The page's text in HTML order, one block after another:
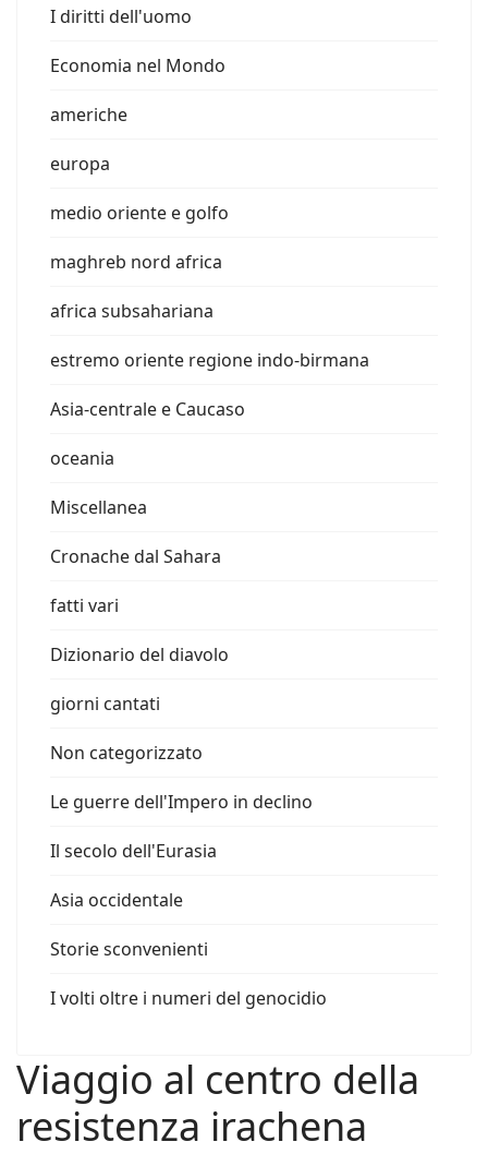
I diritti dell'uomo
Economia nel Mondo
americhe
europa
medio oriente e golfo
maghreb nord africa
africa subsahariana
estremo oriente regione indo-birmana
Asia-centrale e Caucaso
oceania
Miscellanea
Cronache dal Sahara
fatti vari
Dizionario del diavolo
giorni cantati
Non categorizzato
Le guerre dell'Impero in declino
Il secolo dell'Eurasia
Asia occidentale
Storie sconvenienti
I volti oltre i numeri del genocidio
Viaggio al centro della
resistenza irachena